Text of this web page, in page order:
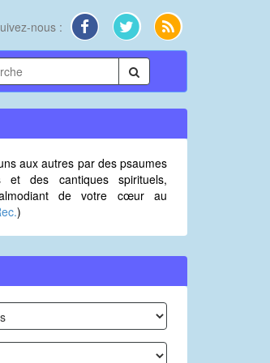
nous :
aux autres par des psaumes
des cantiques spirituels,
de votre cœur au
)